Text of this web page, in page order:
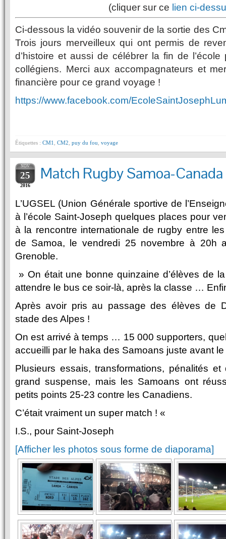
(cliquer sur ce lien ci-
Ci-dessous la vidéo souvenir de la sortie des
Trois jours merveilleux qui ont permis de
d’histoire et aussi de célébrer la fin de
collégiens. Merci aux accompagnateurs et
financière pour ce grand voyage !
https://www.facebook.com/
Étiquettes : CM1 CM2 puy du fou voyage
NOV
25
2016
Match Rugby Samoa-
L’UGSEL (Union Générale sportive de
à l’école Saint-Joseph quelques places pour
à la rencontre internationale de rugby entre
de Samoa, le vendredi 25 novembre à 20h
Grenoble.
» On était une bonne quinzaine d’élèves de
attendre le bus ce soir-là, après la classe …
Après avoir pris au passage des élèves de
stade des Alpes !
On est arrivé à temps … 15 000 supporters,
accueilli par le haka des Samoans juste avant le
Plusieurs essais, transformations, pénalités
grand suspense, mais les Samoans ont
petits points 25-23 contre les Canadiens.
C’était vraiment un super match ! «
I.S., pour Saint-Joseph
[Afficher les photos sous forme de diaporama]